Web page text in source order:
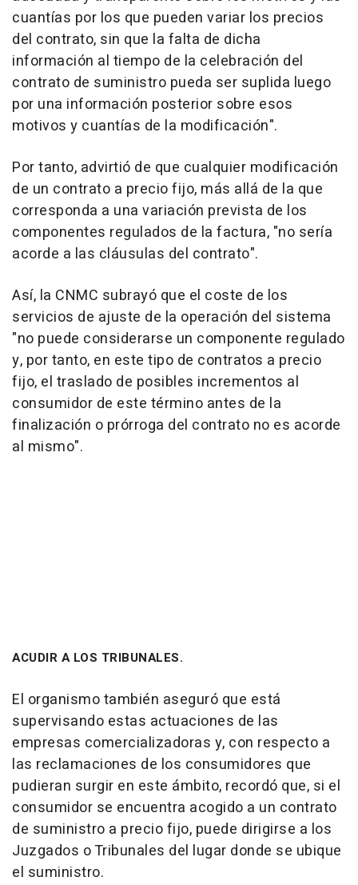
cuantías por los que pueden variar los precios
del contrato, sin que la falta de dicha
información al tiempo de la celebración del
contrato de suministro pueda ser suplida luego
por una información posterior sobre esos
motivos y cuantías de la modificación".
Por tanto, advirtió de que cualquier modificación
de un contrato a precio fijo, más allá de la que
corresponda a una variación prevista de los
componentes regulados de la factura, "no sería
acorde a las cláusulas del contrato".
Así, la CNMC subrayó que el coste de los
servicios de ajuste de la operación del sistema
"no puede considerarse un componente regulado
y, por tanto, en este tipo de contratos a precio
fijo, el traslado de posibles incrementos al
consumidor de este término antes de la
finalización o prórroga del contrato no es acorde
al mismo".
ACUDIR A LOS TRIBUNALES.
El organismo también aseguró que está
supervisando estas actuaciones de las
empresas comercializadoras y, con respecto a
las reclamaciones de los consumidores que
pudieran surgir en este ámbito, recordó que, si el
consumidor se encuentra acogido a un contrato
de suministro a precio fijo, puede dirigirse a los
Juzgados o Tribunales del lugar donde se ubique
el suministro.